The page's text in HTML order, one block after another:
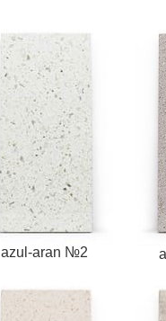
azul-aran №2